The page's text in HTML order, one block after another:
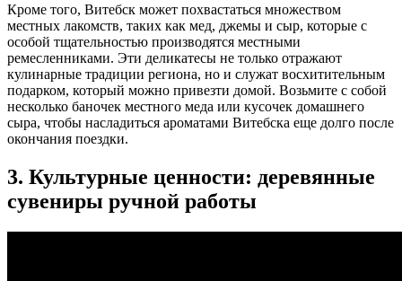
Кроме того, Витебск может похвастаться множеством
местных лакомств, таких как мед, джемы и сыр, которые с
особой тщательностью производятся местными
ремесленниками. Эти деликатесы не только отражают
кулинарные традиции региона, но и служат восхитительным
подарком, который можно привезти домой. Возьмите с собой
несколько баночек местного меда или кусочек домашнего
сыра, чтобы насладиться ароматами Витебска еще долго после
окончания поездки.
3. Культурные ценности: деревянные
сувениры ручной работы